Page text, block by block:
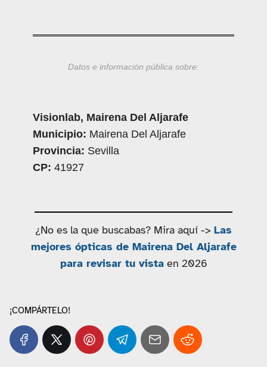
Datos e información pública sobre:
Visionlab, Mairena Del Aljarafe
Municipio: Mairena Del Aljarafe
Provincia: Sevilla
CP: 41927
¿No es la que buscabas? Mira aquí -> Las
mejores ópticas de Mairena Del Aljarafe
para revisar tu vistaen 2026
¡COMPÁRTELO!